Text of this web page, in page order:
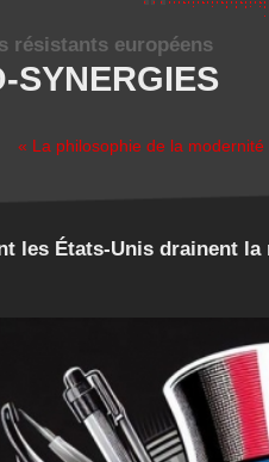
SYNERGIES
résistants européens
« La philosophie de la
les États-Unis drainent la